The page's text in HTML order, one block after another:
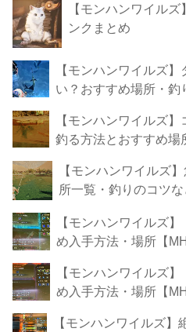
【モンハンワイル
ンクまとめ
【モンハンワイルズ
い？おすすめ場所・釣
【モンハンワイルズ
釣る方法とおすすめ場
【モンハンワイルズ
所一覧・釣りのコツ
【モンハンワイルズ
め入手方法・場所【
【モンハンワイルズ
め入手方法・場所【
【モンハンワイルズ